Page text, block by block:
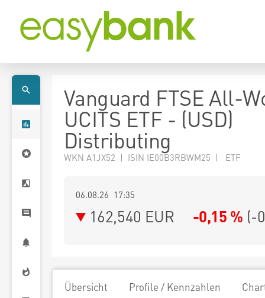
Vanguard FTSE All-
UCITS ETF - (USD)
Distributing
WKN A1JX52 | ISIN IE00B3RBWM25 | ETF
06.08.26 17:35
162,540 EUR -0,15 % (-
Übersicht Profile / Kennzahlen